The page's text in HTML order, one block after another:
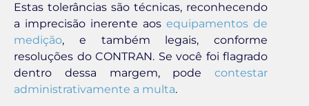
Estas tolerâncias são técnicas, reconhecendo
a imprecisão inerente aos equipamentos de
medição, e também legais, conforme
resoluções do CONTRAN. Se você foi flagrado
dentro dessa margem, pode contestar
administrativamente a multa.